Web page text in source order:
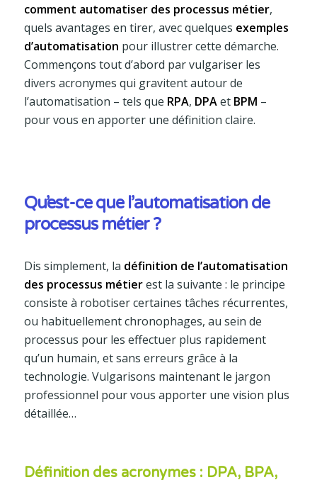
comment automatiser des processus métier,
quels avantages en tirer, avec quelques exemples
d’automatisation pour illustrer cette démarche.
Commençons tout d’abord par vulgariser les
divers acronymes qui gravitent autour de
l’automatisation – tels que RPA, DPAet BPM –
pour vous en apporter une définition claire.
Qu’est-ce que l’automatisation de
processus métier ?
Dis simplement, la définition de l’automatisation
des processus métierest la suivante : le principe
consiste à robotiser certaines tâches récurrentes,
ou habituellement chronophages, au sein de
processus pour les effectuer plus rapidement
qu’un humain, et sans erreurs grâce à la
technologie. Vulgarisons maintenant le jargon
professionnel pour vous apporter une vision plus
détaillée…
Définition des acronymes : DPA, BPA,